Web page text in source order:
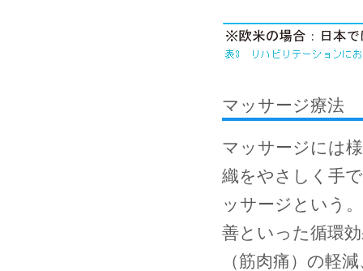
マッサージ療法
マッサージには
織をやさしく手
ッサージという
善といった循環
（筋肉痛）の軽